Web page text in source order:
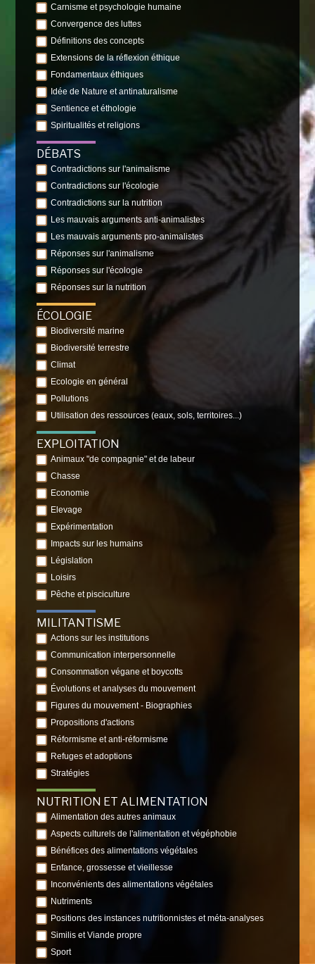
Carnisme et psychologie humaine
Convergence des luttes
Définitions des concepts
Extensions de la réflexion éthique
Fondamentaux éthiques
Idée de Nature et antinaturalisme
Sentience et éthologie
Spiritualités et religions
DÉBATS
Contradictions sur l'animalisme
Contradictions sur l'écologie
Contradictions sur la nutrition
Les mauvais arguments anti-animalistes
Les mauvais arguments pro-animalistes
Réponses sur l'animalisme
Réponses sur l'écologie
Réponses sur la nutrition
ÉCOLOGIE
Biodiversité marine
Biodiversité terrestre
Climat
Ecologie en général
Pollutions
Utilisation des ressources (eaux, sols, territoires...)
EXPLOITATION
Animaux "de compagnie" et de labeur
Chasse
Economie
Elevage
Expérimentation
Impacts sur les humains
Législation
Loisirs
Pêche et pisciculture
MILITANTISME
Actions sur les institutions
Communication interpersonnelle
Consommation végane et boycotts
Évolutions et analyses du mouvement
Figures du mouvement - Biographies
Propositions d'actions
Réformisme et anti-réformisme
Refuges et adoptions
Stratégies
NUTRITION ET ALIMENTATION
Alimentation des autres animaux
Aspects culturels de l'alimentation et végéphobie
Bénéfices des alimentations végétales
Enfance, grossesse et vieillesse
Inconvénients des alimentations végétales
Nutriments
Positions des instances nutritionnistes et méta-analyses
Similis et Viande propre
Sport